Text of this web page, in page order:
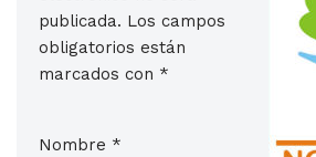
publicada. Los campos
obligatorios están
marcados con *
Nombre *